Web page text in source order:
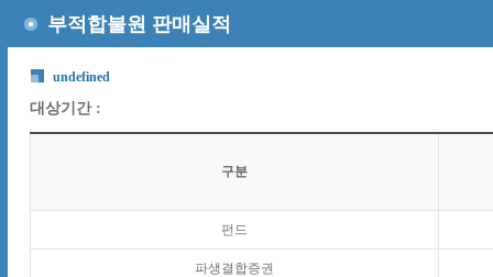
부적합불원 판매실적
undefined
대상기간 :
구분
펀드
파생결합증권